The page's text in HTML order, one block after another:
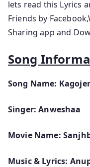
lets read this Lyrics
Friends by
Sharing app and
Song
Song Name:
Singer: Anweshaa
Movie Name:
Music & Lyrics: